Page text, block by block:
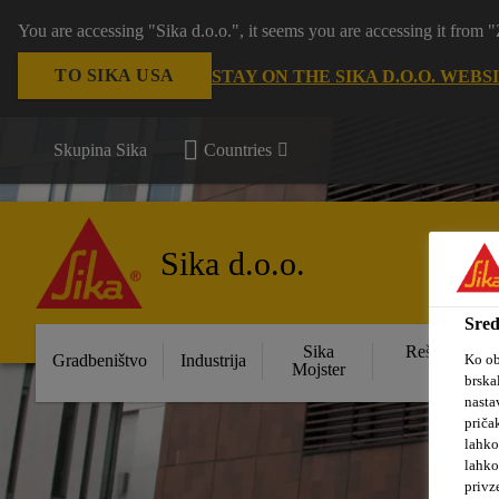
You are accessing "Sika d.o.o.", it seems you are accessing it
TO SIKA USA STAY ON THE SIKA D.O.O.
Skupina Sika Countries
Sika d.o.o.
Gradbeništvo Industrija
Sika
Mojster
Rešitve za
Ko